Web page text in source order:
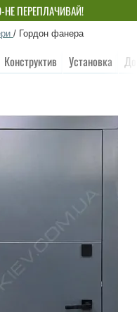
ПЕРЕПЛАЧИВАЙ!
/ Гордон фанера
Конструктив Установка